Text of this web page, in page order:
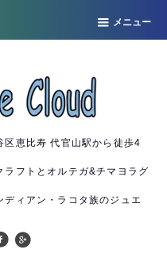
メニュー
区恵比寿 代官山駅から徒歩4
ラフトとオルテガ&チマヨラグ
ィアン・ラコタ族のジュエ